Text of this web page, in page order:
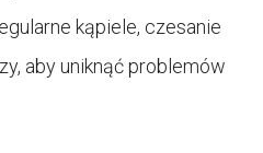
kąpiele, czesanie
aby uniknąć problemów